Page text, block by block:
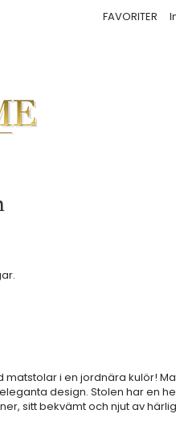
FAVORITER
i en jordnära kulör!
design. Stolen har en
sitt bekvämt och njut av